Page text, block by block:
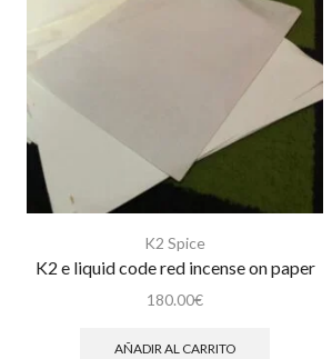
K2 Spice
K2 e liquid code red incense on paper
180.00€
AÑADIR AL CARRITO